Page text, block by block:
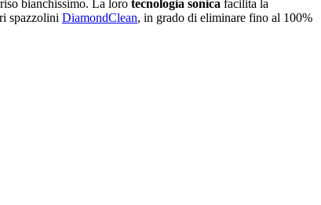
bianchissimo. La loro tecnologia sonica facilita la
spazzolini DiamondClean, in grado di eliminare fino al 100%